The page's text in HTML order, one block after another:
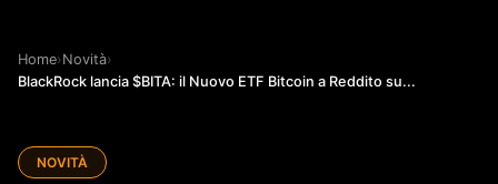
Home›Novità›
BlackRock lancia $BITA: il Nuovo ETF Bitcoin a Reddito su...
NOVITÀ